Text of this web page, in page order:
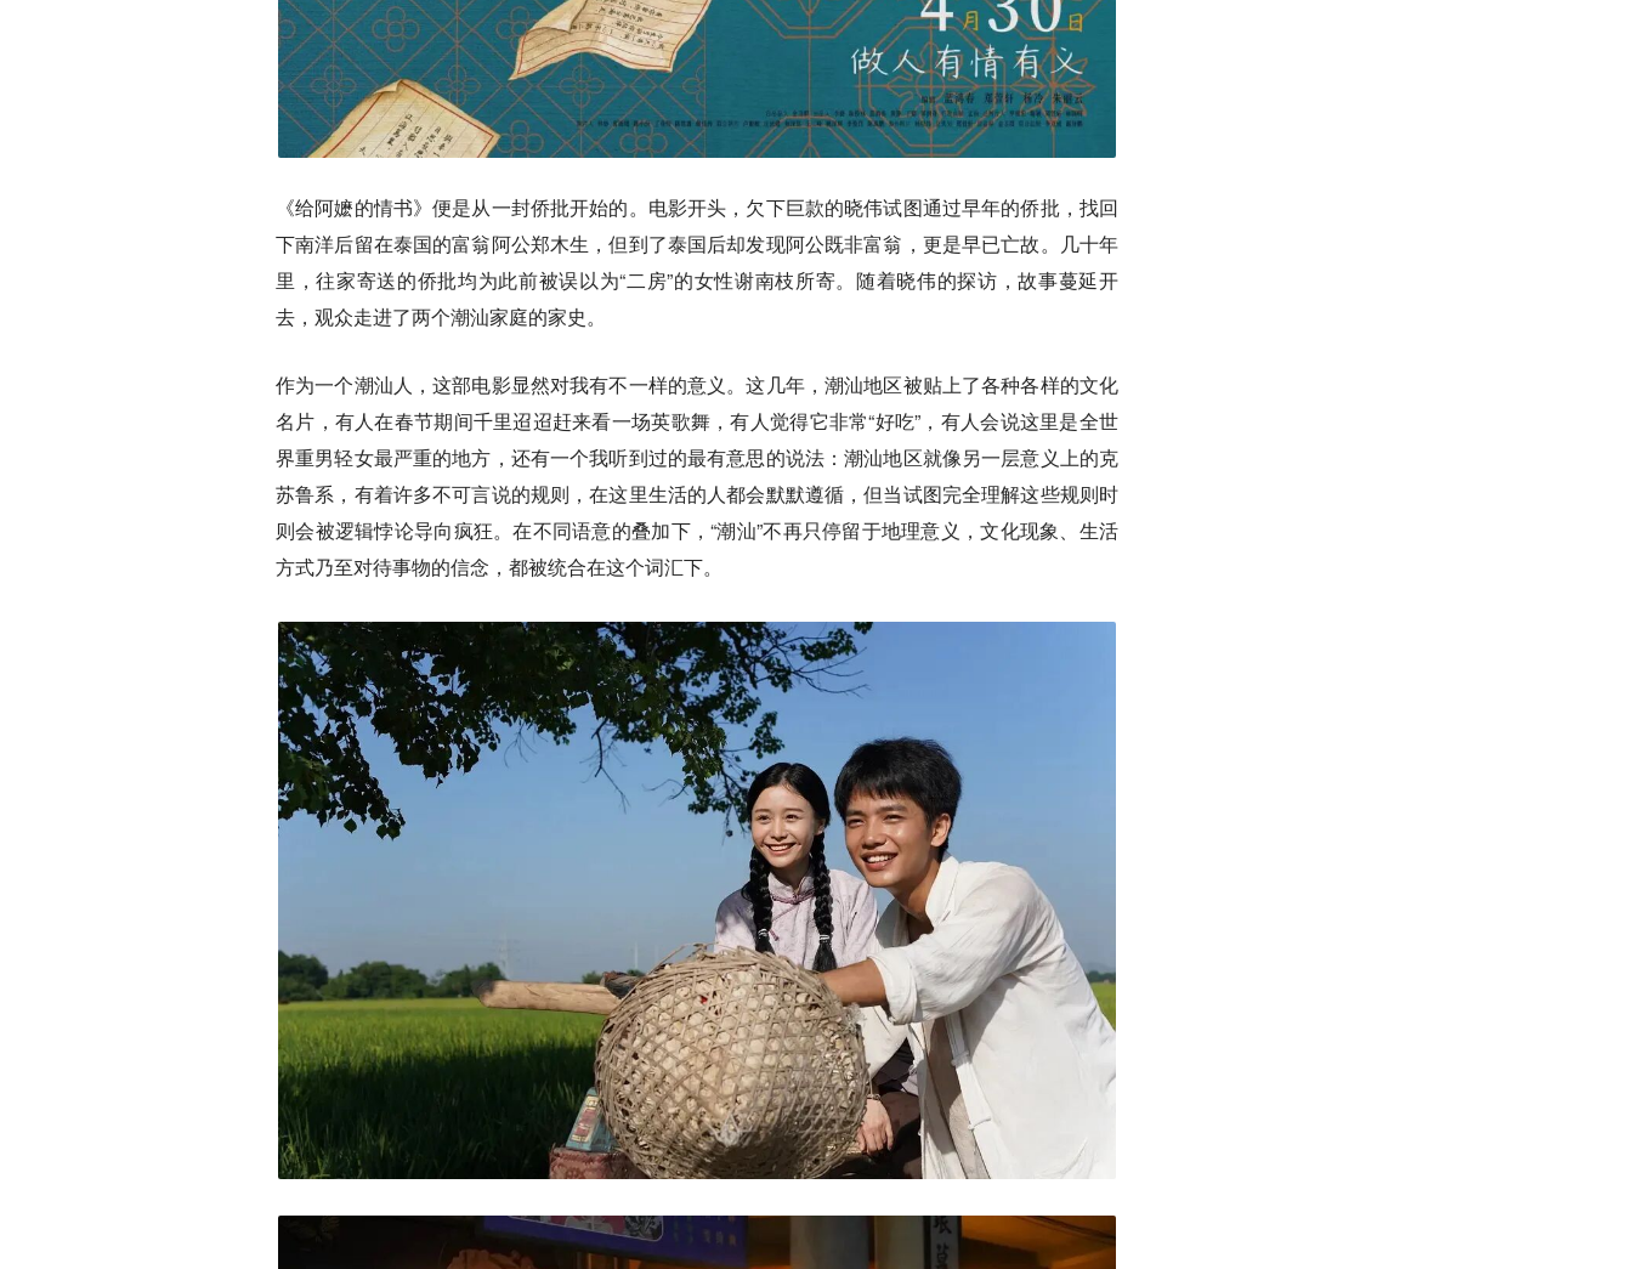
《给阿嬷的情书》便是从一封侨批开始的。电影开头，欠下巨款的晓伟试图通过早年的侨批，找回
下南洋后留在泰国的富翁阿公郑木生，但到了泰国后却发现阿公既非富翁，更是早已亡故。几十年
里，往家寄送的侨批均为此前被误以为“二房”的女性谢南枝所寄。随着晓伟的探访，故事蔓延开
去，观众走进了两个潮汕家庭的家史。
作为一个潮汕人，这部电影显然对我有不一样的意义。这几年，潮汕地区被贴上了各种各样的文化
名片，有人在春节期间千里迢迢赶来看一场英歌舞，有人觉得它非常“好吃”，有人会说这里是全世
界重男轻女最严重的地方，还有一个我听到过的最有意思的说法：潮汕地区就像另一层意义上的克
苏鲁系，有着许多不可言说的规则，在这里生活的人都会默默遵循，但当试图完全理解这些规则时
则会被逻辑悖论导向疯狂。在不同语意的叠加下，“潮汕”不再只停留于地理意义，文化现象、生活
方式乃至对待事物的信念，都被统合在这个词汇下。